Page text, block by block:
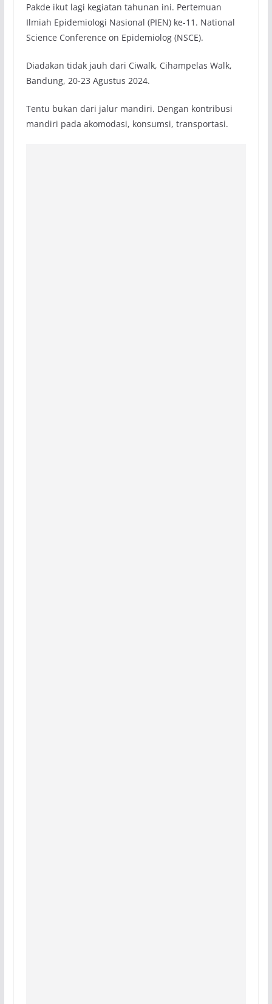
Pakde ikut lagi kegiatan tahunan ini. Pertemuan
Ilmiah Epidemiologi Nasional (PIEN) ke-11. National
Science Conference on Epidemiolog (NSCE).
Diadakan tidak jauh dari Ciwalk, Cihampelas Walk,
Bandung, 20-23 Agustus 2024.
Tentu bukan dari jalur mandiri. Dengan kontribusi
mandiri pada akomodasi, konsumsi, transportasi.